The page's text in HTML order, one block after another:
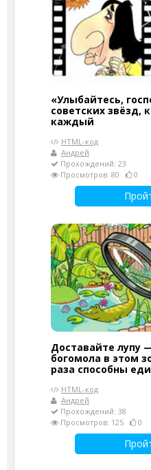
«Улыбайтесь,
советских звёзд,
каждый
HTML-код
Андрей
Прохождений: 23
Просмотров: 80
0
Доставайте лупу
богомола в этом
раза способны
HTML-код
Андрей
Прохождений: 38
Просмотров: 125
0